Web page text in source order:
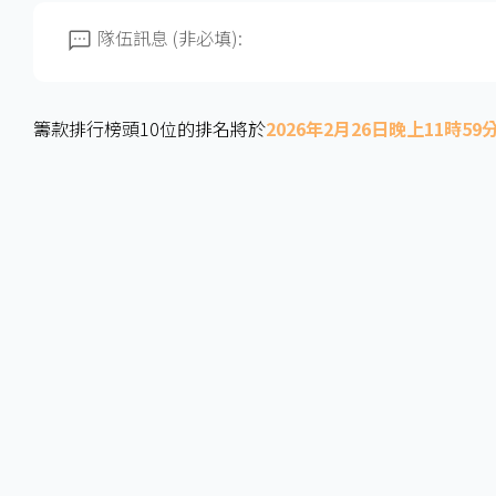
隊伍訊息 (非必填):
籌款排行榜頭10位的排名將於2026年2月26日晚上11時59